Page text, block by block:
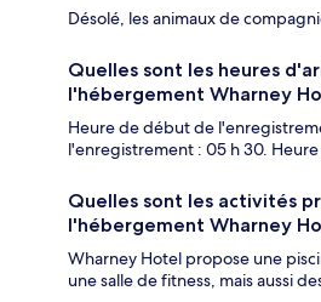
Désolé, les animaux de
Quelles sont les heures
l'hébergement Wharney
Heure de début de
l'enregistrement : 05 h 30.
Quelles sont les activités
l'hébergement Wharney
Wharney Hotel propose une
une salle de fitness, mais aussi